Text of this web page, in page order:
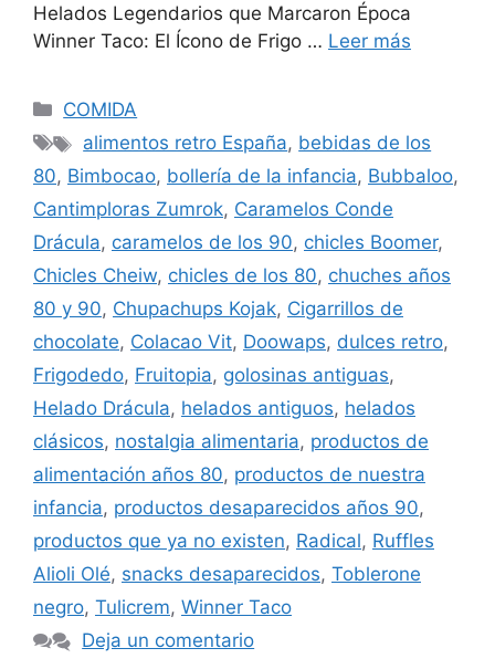
Helados Legendarios que Marcaron Época
Winner Taco: El Ícono de Frigo … Leer más
Categorías
COMIDA
Etiquetas
alimentos retro España, bebidas de los
80, Bimbocao, bollería de la infancia, Bubbaloo,
Cantimploras Zumrok, Caramelos Conde
Drácula, caramelos de los 90, chicles Boomer,
Chicles Cheiw, chicles de los 80, chuches años
80 y 90, Chupachups Kojak, Cigarrillos de
chocolate, Colacao Vit, Doowaps, dulces retro,
Frigodedo, Fruitopia, golosinas antiguas,
Helado Drácula, helados antiguos, helados
clásicos, nostalgia alimentaria, productos de
alimentación años 80, productos de nuestra
infancia, productos desaparecidos años 90,
productos que ya no existen, Radical, Ruffles
Alioli Olé, snacks desaparecidos, Toblerone
negro, Tulicrem, Winner Taco
Deja un comentario